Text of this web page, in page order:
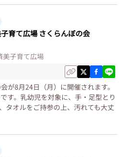
子育て広場 さくらんぼの会
美子育て広場
が8月24日（月）に開催されます。
す。乳幼児を対象に、手・足型とり
タオルをご持参の上、汚れても大丈